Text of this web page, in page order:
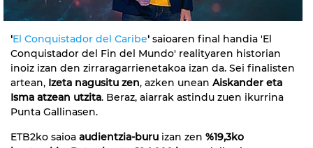
'El Conquistador del Caribe' saioaren final handia 'El
Conquistador del Fin del Mundo' realityaren historian
inoiz izan den zirraragarrienetakoa izan da. Sei finalisten
artean, Izeta nagusitu zen, azken unean Aiskander eta
Isma atzean utzita. Beraz, aiarrak astindu zuen ikurrina
Punta Gallinasen.
ETB2ko saioa audientzia-buru izan zen %19,3ko